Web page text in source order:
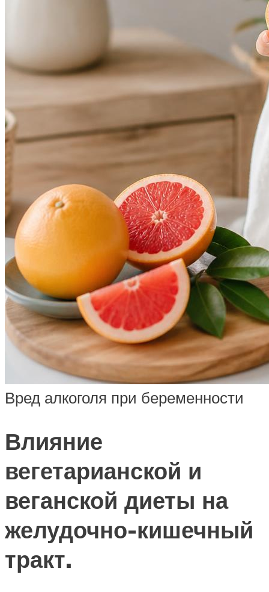
Вред алкоголя при беременности
Влияние
вегетарианской и
веганской диеты на
желудочно-кишечный
тракт.